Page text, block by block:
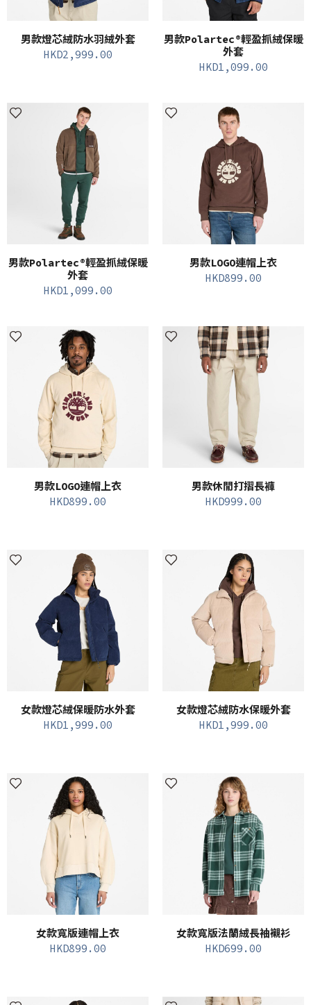
男款燈芯絨防水羽絨外套
HKD2,999.00
男款Polartec®輕盈抓絨保暖
外套
HKD1,099.00
男款Polartec®輕盈抓絨保暖
外套
HKD1,099.00
男款LOGO連帽上衣
HKD899.00
男款LOGO連帽上衣
HKD899.00
男款休閒打摺長褲
HKD999.00
女款燈芯絨保暖防水外套
HKD1,999.00
女款燈芯絨防水保暖外套
HKD1,999.00
女款寬版連帽上衣
HKD899.00
女款寬版法蘭絨長袖襯衫
HKD699.00